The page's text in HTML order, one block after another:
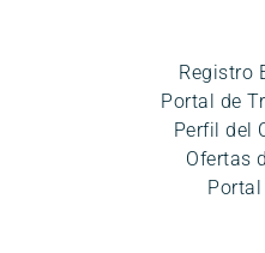
Registro
Portal de
Perfil del
Ofertas